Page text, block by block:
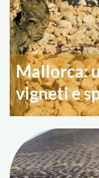
Mallorca:
vigneti e